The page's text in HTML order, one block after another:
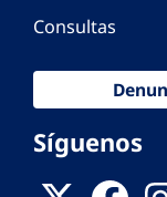
Consultas
Síguenos